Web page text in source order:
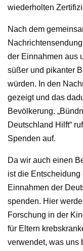
wiederholten
Nach dem
der Einnahmen aus
süßer und pikanter
würden. In den
gezeigt und das
Bevölkerung.
Deutschland Hilft“
Spenden auf.
Da wir auch einen
ist die
Einnahmen der
spenden. Hier
Forschung in der
für Eltern
verwendet, was uns